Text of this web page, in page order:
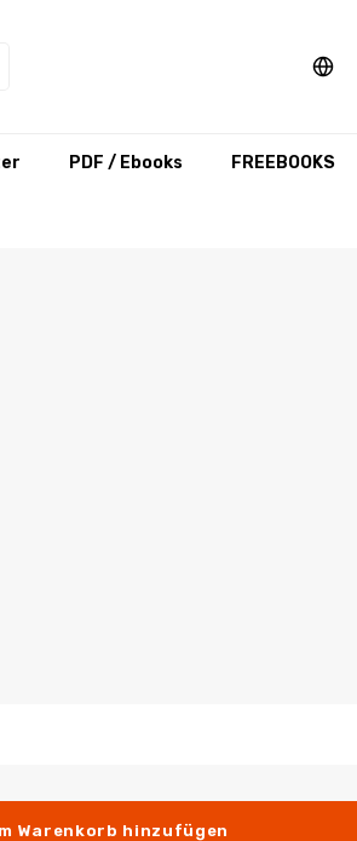
PDF / Ebooks FREEBOOKS
Warenkorb hinzufügen